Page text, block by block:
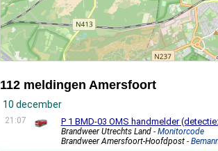
112 meldingen Amersfoort
10 december
21:07 P 1 BMD-03 OMS handmelder
Brandweer Utrechts Land - Monitorcode
Brandweer Amersfoort-Hoofdpost -